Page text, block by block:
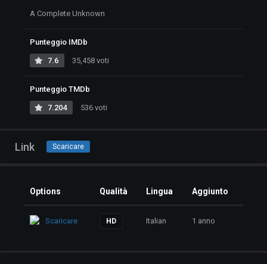
A Complete Unknown
Punteggio IMDb
7.6 35,458 voti
Punteggio TMDb
7.204 536 voti
Link Scaricare
Options Qualità Lingua Aggiunto
Scaricare HD Italian 1 anno